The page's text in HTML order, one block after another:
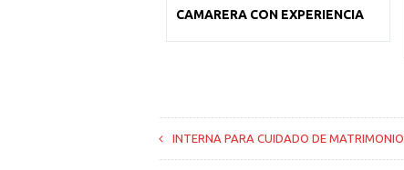
CAMARERA CON EXPERIENCIA
INTERNA PARA CUIDADO DE MATRIMONIO